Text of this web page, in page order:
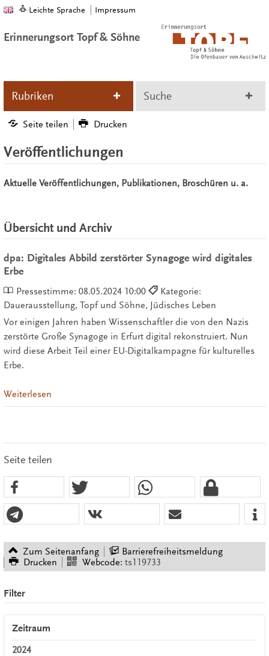
Leichte Sprache Impressum
Erinnerungsort Topf & Söhne
Rubriken Suche
Seite teilen Drucken
Veröffentlichungen
Aktuelle Veröffentlichungen, Publikationen, Broschüren u. a.
Übersicht und Archiv
dpa: Digitales Abbild zerstörter Synagoge wird digitales
Erbe
Pressestimme: 08.05.2024 10:00
Kategorie:
Dauerausstellung, Topf und Söhne, Jüdisches Leben
Vor einigen Jahren haben Wissenschaftler die von den Nazis
zerstörte Große Synagoge in Erfurt digital rekonstruiert. Nun
wird diese Arbeit Teil einer EU-Digitalkampagne für kulturelles
Erbe.
Weiterlesen
Seite teilen
Zum Seitenanfang
Barrierefreiheitsmeldung
Drucken
Webcode: ts119733
Filter
Zeitraum
2024